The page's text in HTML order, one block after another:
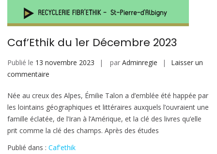
Caf’Ethik du 1er Décembre 2023
Publié le 13 novembre 2023 par Adminregie
Laisser un
commentaire
du
1er
Décembre
2023
Née au creux des Alpes, Émilie Talon a d’emblée été happée par
les lointains géographiques et littéraires auxquels l’ouvraient une
famille éclatée, de l’Iran à l’Amérique, et la clé des livres qu’elle
prit comme la clé des champs. Après des études
Publié dans : Caf'ethik